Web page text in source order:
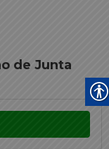
de Junta